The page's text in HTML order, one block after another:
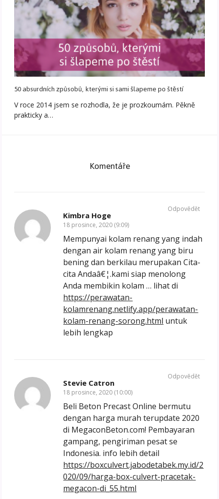
50 absurdních způsobů, kterými si sami šlapeme po štěstí
V roce 2014 jsem se rozhodla, že je prozkoumám. Pěkně
prakticky a…
Komentáře
Kimbra Hoge
18 prosince, 2020 (9:09)
Mempunyai kolam renang yang indah
dengan air kolam renang yang biru
bening dan berkilau merupakan Cita-
cita Andaâ€¦.kami siap menolong
Anda membikin kolam … lihat di
https://perawatan-
kolamrenang.netlify.app/perawatan-
kolam-renang-sorong.html untuk
lebih lengkap
Odpovědět
Stevie Catron
18 prosince, 2020 (10:00)
Beli Beton Precast Online bermutu
dengan harga murah terupdate 2020
di MegaconBeton.com! Pembayaran
gampang, pengiriman pesat se
Indonesia. info lebih detail
https://boxculvert.jabodetabek.my.id/2
020/09/harga-box-culvert-pracetak-
megacon-di_55.html
Odpovědět